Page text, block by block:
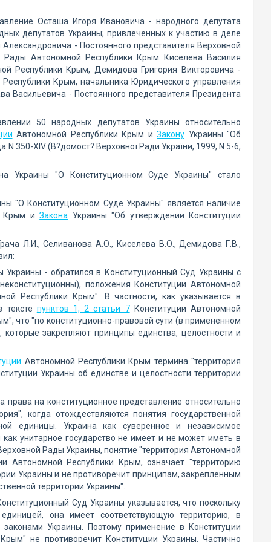
Осташа Игоря Ивановича - народного депутата
депутатов Украины; привлеченных к участию в деле
- Постоянного представителя Верховной
Автономной Республики Крым Киселева Василия
Республики Крым, Демидова Григория Викторовича -
Крым, начальника Юридического управления
Васильевича - Постоянного представителя Президента
50 народных депутатов Украины относительно
Автономной Республики Крым и Закону Украины "Об
350-XIV (В?домост? Верховної Ради України, 1999, N 5-6,
Украины "О Конституционном Суде Украины" стало
"О Конституционном Суде Украины" является наличие
Крым иЗакона Украины "Об утверждении Конституции
Л.И., Селиванова А.О., Киселева В.О., Демидова Г.В.,
Украины - обратился в Конституционный Суд Украины с
положения Конституции Автономной
Республики Крым". В частности, как указывается в
пунктов 1, 2 статьи 7Конституции Автономной
что "по конституционно-правовой сути (в примененном
закрепляют принципы единства, целостности и
Автономной Республики Крым термина "территория
Украины об единстве и целостности территории
на конституционное представление относительно
когда отождествляются понятия государственной
единицы. Украина как суверенное и независимое
унитарное государство не имеет и не может иметь в
Рады Украины, понятие "территория Автономной
Автономной Республики Крым, означает "территорию
Украины и не противоречит принципам, закрепленным
территории Украины".
Суд Украины указывается, что поскольку
она имеет соответствующую территорию, в
Украины. Поэтому применение в Конституции
не противоречит Конституции Украины. Частично